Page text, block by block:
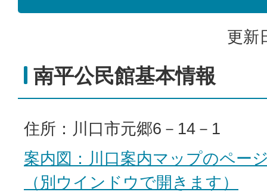
更新
南平公民館基本情報
住所：川口市元郷6－14－1
案内図：川口案内マップのペー
（別ウインドウで開きます）